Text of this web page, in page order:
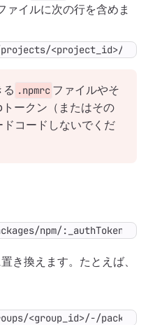
ァイルに次の行を含めま
<project_id>/
.npmrc ファイルやそ
ークン（またはその
コードしないでくだ
npm/:_authToken
き換えます。たとえば、
<group_id>/-/